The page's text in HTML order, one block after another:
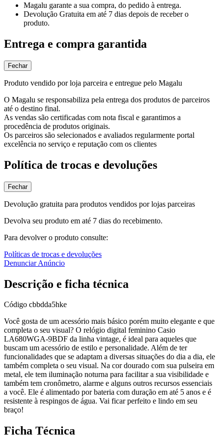
Magalu garante a sua compra, do pedido à entrega.
Devolução Gratuita em até 7 dias depois de receber o
produto.
Entrega e compra garantida
Fechar
Produto vendido por loja parceira e entregue pelo Magalu
O Magalu se responsabiliza pela entrega dos produtos de parceiros
até o destino final.
As vendas são certificadas com nota fiscal e garantimos a
procedência de produtos originais.
Os parceiros são selecionados e avaliados regularmente portal
excelência no serviço e reputação com os clientes
Política de trocas e devoluções
Fechar
Devolução gratuita para produtos vendidos por lojas parceiras
Devolva seu produto em até 7 dias do recebimento.
Para devolver o produto consulte:
Políticas de trocas e devoluções
Denunciar Anúncio
Descrição e ficha técnica
Código cbbdda5hke
Você gosta de um acessório mais básico porém muito elegante e que
completa o seu visual? O relógio digital feminino Casio
LA680WGA-9BDF da linha vintage, é ideal para aqueles que
buscam um acessório de estilo e personalidade. Além de ter
funcionalidades que se adaptam a diversas situações do dia a dia, ele
também completa o seu visual. Na cor dourado com sua pulseira em
metal, ele tem iluminação noturna para facilitar a sua visibilidade e
também tem cronômetro, alarme e alguns outros recursos essenciais
a você. Ele é alimentado por bateria com duração em até 5 anos e é
resistente à respingos de água. Vai ficar perfeito e lindo em seu
braço!
Ficha Técnica